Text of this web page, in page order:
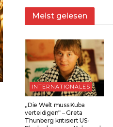
Meist gelesen
INTERNATIONALES
„Die Welt muss Kuba
verteidigen“ – Greta
Thunberg kritisiert US-